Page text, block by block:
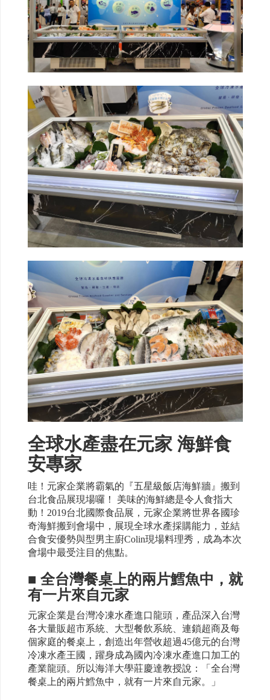
全球水產盡在元家 海鮮食
安專家
哇！元家企業將霸氣的『五星級飯店海鮮牆』搬到
台北食品展現場囉！ 美味的海鮮總是令人食指大
動！2019台北國際食品展，元家企業將世界各國珍
奇海鮮搬到會場中，展現全球水產採購能力，並結
合食安優勢與型男主廚Colin現場料理秀，成為本次
會場中最受注目的焦點。
■ 全台灣餐桌上的兩片鱈魚中，就
有一片來自元家
元家企業是台灣冷凍水產進口龍頭，產品深入台灣
各大量販超市系統、大型餐飲系統、連鎖超商及每
個家庭的餐桌上，創造出年營收超過45億元的台灣
冷凍水產王國，躍身成為國內冷凍水產進口加工的
產業龍頭。所以海洋大學莊慶達教授說：「全台灣
餐桌上的兩片鱈魚中，就有一片來自元家。」